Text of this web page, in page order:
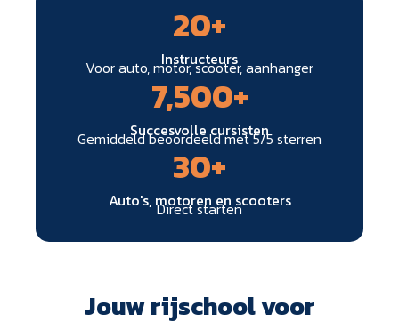
Instructeurs
20+
Voor auto, motor, scooter, aanhanger
Succesvolle cursisten
7,500+
Gemiddeld beoordeeld met 5/5 sterren
Auto's, motoren en scooters
30+
Direct starten
Jouw rijschool voor